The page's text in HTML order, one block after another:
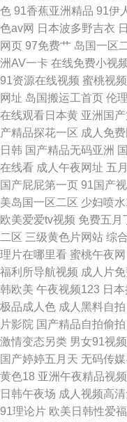
色 91香蕉亚洲精品 91伊
色av网 日本波多野吉衣
网页 97免费艹 岛国一区
洲AV一卡 在线免费小视
91资源在线视频 蜜桃视
网址 岛国搬运工首页 伦
在线观看日本黄 亚洲国
产精品探花一区 成人免
日韩 国产精品无码亚洲
在线看 成人午夜网址 五
国产屁屁第一页 91国产
美岛国一区二区 少妇喷
欧美爱爱tv视频 免费五月
二区 三级黄色片网站 综
理片在哪里看 蜜桃午夜网
福利所导航视频 成人片
韩欧美 午夜视频123 日
极品成人色 成人黑料自拍
片影院 国产精品自拍偷拍
激情变态另类 男女91视频
国产婷婷五月天 无码传
黄色18 亚洲午夜精品视频
日韩午夜场 成人视频高
91理论片 欧美日韩性爱福